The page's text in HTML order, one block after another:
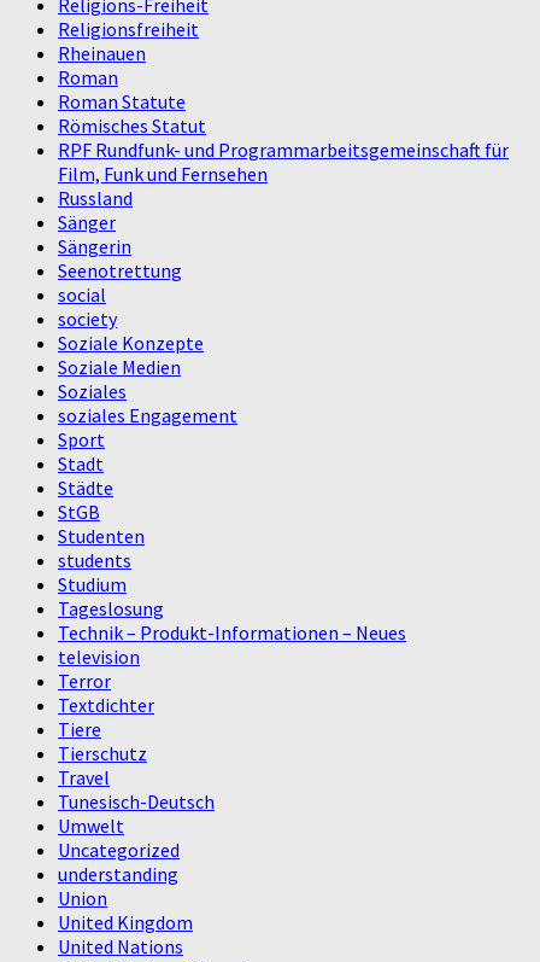
Religions-Freiheit
Religionsfreiheit
Rheinauen
Roman
Roman Statute
Römisches Statut
RPF Rundfunk- und Programmarbeitsgemeinschaft für
Film, Funk und Fernsehen
Russland
Sänger
Sängerin
Seenotrettung
social
society
Soziale Konzepte
Soziale Medien
Soziales
soziales Engagement
Sport
Stadt
Städte
StGB
Studenten
students
Studium
Tageslosung
Technik – Produkt-Informationen – Neues
television
Terror
Textdichter
Tiere
Tierschutz
Travel
Tunesisch-Deutsch
Umwelt
Uncategorized
understanding
Union
United Kingdom
United Nations